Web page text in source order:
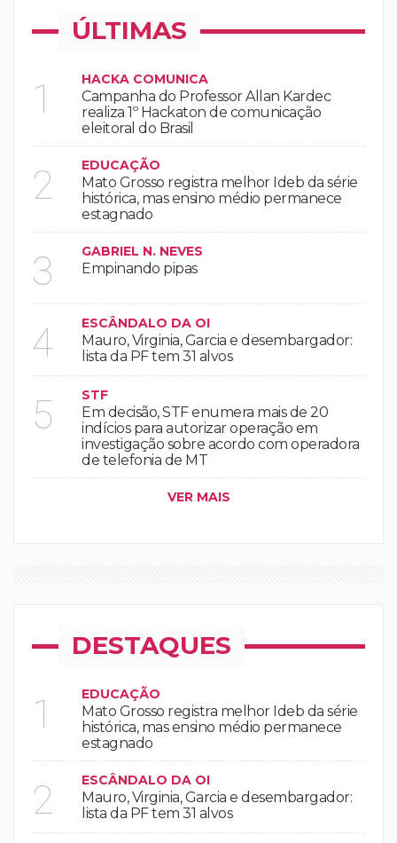
ÚLTIMAS
1 HACKA COMUNICA
Campanha do Professor Allan Kardec
realiza 1º Hackaton de comunicação
eleitoral do Brasil
2 EDUCAÇÃO
Mato Grosso registra melhor Ideb da série
histórica, mas ensino médio permanece
estagnado
3 GABRIEL N. NEVES
Empinando pipas
4 ESCÂNDALO DA OI
Mauro, Virginia, Garcia e desembargador:
lista da PF tem 31 alvos
5 STF
Em decisão, STF enumera mais de 20
indícios para autorizar operação em
investigação sobre acordo com operadora
de telefonia de MT
VER MAIS
DESTAQUES
1 EDUCAÇÃO
Mato Grosso registra melhor Ideb da série
histórica, mas ensino médio permanece
estagnado
2 ESCÂNDALO DA OI
Mauro, Virginia, Garcia e desembargador:
lista da PF tem 31 alvos